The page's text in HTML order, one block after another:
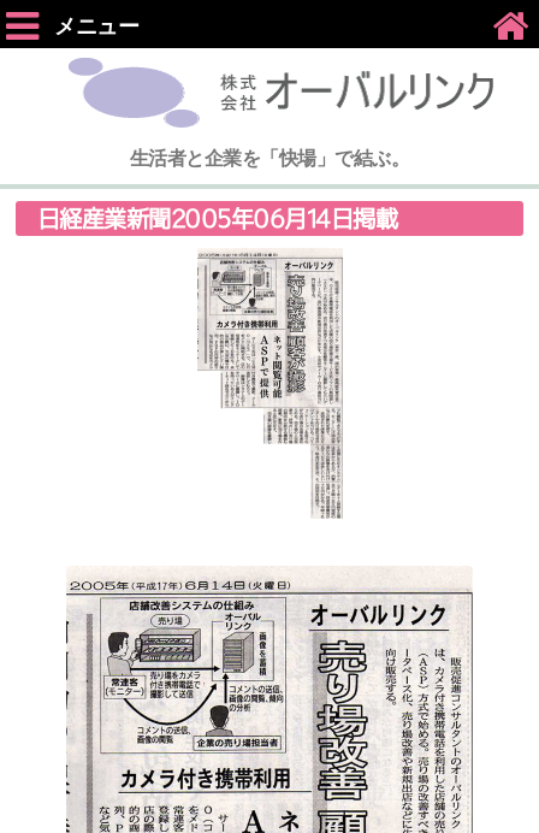
メニュー
生活者と企業を「快場」で結ぶ。
日経産業新聞2005年06月14日掲載